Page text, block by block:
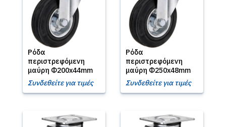
Ρόδα
περιστρεφόμενη
μαύρη Φ200x44mm
Συνδεθείτε για τιμές
Ρόδα
περιστρεφόμενη
μαύρη Φ250x48mm
Συνδεθείτε για τιμές